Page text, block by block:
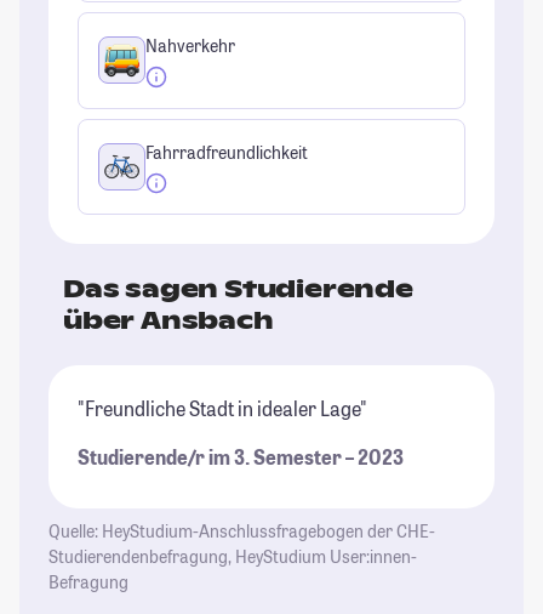
Nahverkehr
Fahrradfreundlichkeit
Das sagen Studierende
über Ansbach
"Freundliche Stadt in idealer Lage"
Studierende/r im 3. Semester – 2023
Quelle: HeyStudium-Anschlussfragebogen der CHE-
Studierendenbefragung, HeyStudium User:innen-
Befragung